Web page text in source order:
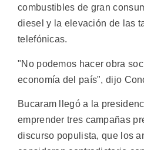
combustibles de gran
diesel y la elevación de las
telefónicas.
"No podemos hacer obra
economía del país", dijo
Bucaram llegó a la
emprender tres campañas
discurso populista, que los